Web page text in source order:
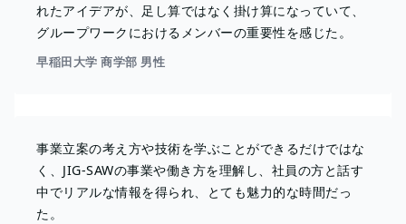
れたアイデアが、足し算ではなく掛け算になっていて、
グループワークにおけるメンバーの重要性を感じた。
早稲田大学 商学部 男性
事業立案の考え方や技術を学ぶことができるだけではな
く、JIG-SAWの事業や働き方を理解し、社員の方と話す
中でリアルな情報を得られ、とても魅力的な時間だっ
た。